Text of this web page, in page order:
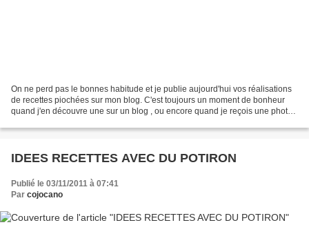
On ne perd pas le bonnes habitude et je publie aujourd'hui vos réalisations
de recettes piochées sur mon blog. C'est toujours un moment de bonheur
quand j'en découvre une sur un blog , ou encore quand je reçois une photo
IDEES RECETTES AVEC DU POTIRON
Publié le 03/11/2011 à 07:41
Par cojocano